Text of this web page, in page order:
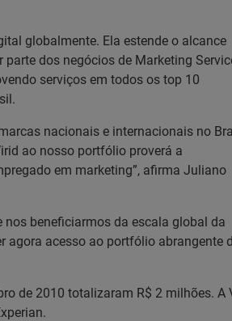
globalmente. Ela estende o alcance
dos negócios de Marketing
serviços em todos os top 10
nacionais e internacionais no
ao nosso portfólio proverá a
em marketing”, afirma Juliano
nos beneficiarmos da escala global da
agora acesso ao portfólio abrangente
de 2010 totalizaram R$ 2 milhões. A